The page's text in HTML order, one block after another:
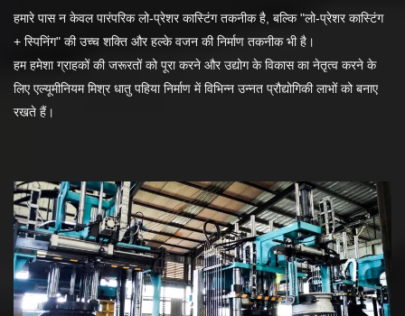
हमारे पास न केवल पारंपरिक लो-प्रेशर कास्टिंग तकनीक है, बल्कि "लो-प्रेशर कास्टिंग
+ स्पिनिंग" की उच्च शक्ति और हल्के वजन की निर्माण तकनीक भी है।
हम हमेशा ग्राहकों की जरूरतों को पूरा करने और उद्योग के विकास का नेतृत्व करने के
लिए एल्यूमीनियम मिश्र धातु पहिया निर्माण में विभिन्न उन्नत प्रौद्योगिकी लाभों को बनाए
रखते हैं।